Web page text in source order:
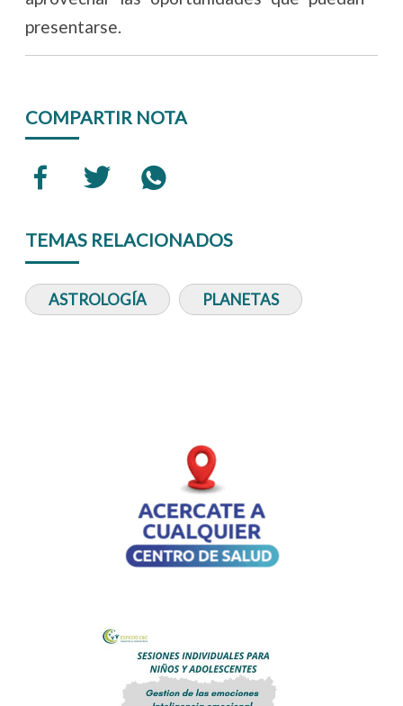
presentarse.
COMPARTIR NOTA
TEMAS RELACIONADOS
ASTROLOGÍA PLANETAS